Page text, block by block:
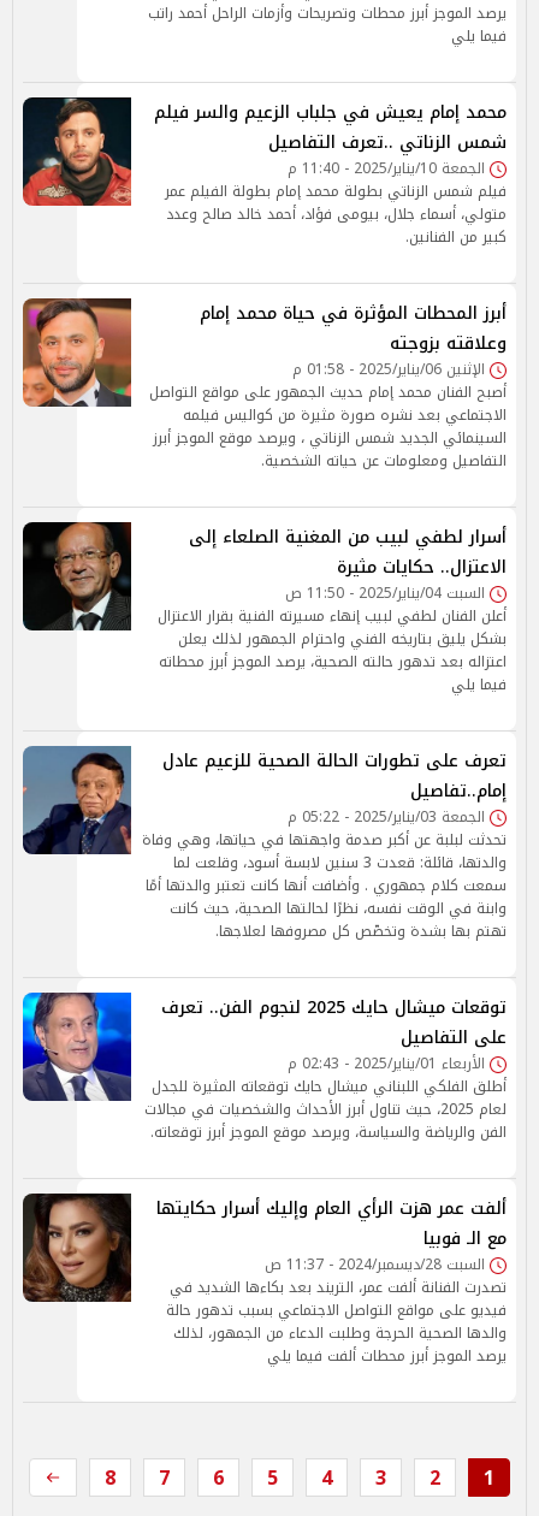
يرصد الموجز أبرز محطات وتصريحات وأزمات الراحل أحمد راتب
فيما يلي
محمد إمام يعيش في جلباب الزعيم والسر فيلم
شمس الزناتي ..تعرف التفاصيل
الجمعة 10/يناير/2025 - 11:40 م
فيلم شمس الزناتي بطولة محمد إمام بطولة الفيلم عمر
متولي، أسماء جلال، بيومى فؤاد، أحمد خالد صالح وعدد
كبير من الفنانين.
أبرز المحطات المؤثرة في حياة محمد إمام
وعلاقته بزوجته
الإثنين 06/يناير/2025 - 01:58 م
أصبح الفنان محمد إمام حديث الجمهور على مواقع التواصل
الاجتماعي بعد نشره صورة مثيرة من كواليس فيلمه
السينمائي الجديد شمس الزناتي ، ويرصد موقع الموجز أبرز
التفاصيل ومعلومات عن حياته الشخصية.
أسرار لطفي لبيب من المغنية الصلعاء إلى
الاعتزال.. حكايات مثيرة
السبت 04/يناير/2025 - 11:50 ص
أعلن الفنان لطفي لبيب إنهاء مسيرته الفنية بقرار الاعتزال
بشكل يليق بتاريخه الفني واحترام الجمهور لذلك يعلن
اعتزاله بعد تدهور حالته الصحية، يرصد الموجز أبرز محطاته
فيما يلي
تعرف على تطورات الحالة الصحية للزعيم عادل
إمام..تفاصيل
الجمعة 03/يناير/2025 - 05:22 م
تحدثت لبلبة عن أكبر صدمة واجهتها في حياتها، وهي وفاة
والدتها، قائلة: قعدت 3 سنين لابسة أسود، وقلعت لما
سمعت كلام جمهوري . وأضافت أنها كانت تعتبر والدتها أمًا
وابنة في الوقت نفسه، نظرًا لحالتها الصحية، حيث كانت
تهتم بها بشدة وتخصّص كل مصروفها لعلاجها.
توقعات ميشال حايك 2025 لنجوم الفن.. تعرف
على التفاصيل
الأربعاء 01/يناير/2025 - 02:43 م
أطلق الفلكي اللبناني ميشال حايك توقعاته المثيرة للجدل
لعام 2025، حيث تناول أبرز الأحداث والشخصيات في مجالات
الفن والرياضة والسياسة، ويرصد موقع الموجز أبرز توقعاته.
ألفت عمر هزت الرأي العام وإليك أسرار حكايتها
مع الـ فوبيا
السبت 28/ديسمبر/2024 - 11:37 ص
تصدرت الفنانة ألفت عمر، التريند بعد بكاءها الشديد في
فيديو على مواقع التواصل الاجتماعي بسبب تدهور حالة
والدها الصحية الحرجة وطلبت الدعاء من الجمهور، لذلك
يرصد الموجز أبرز محطات ألفت فيما يلي
1
2
3
4
5
6
7
8